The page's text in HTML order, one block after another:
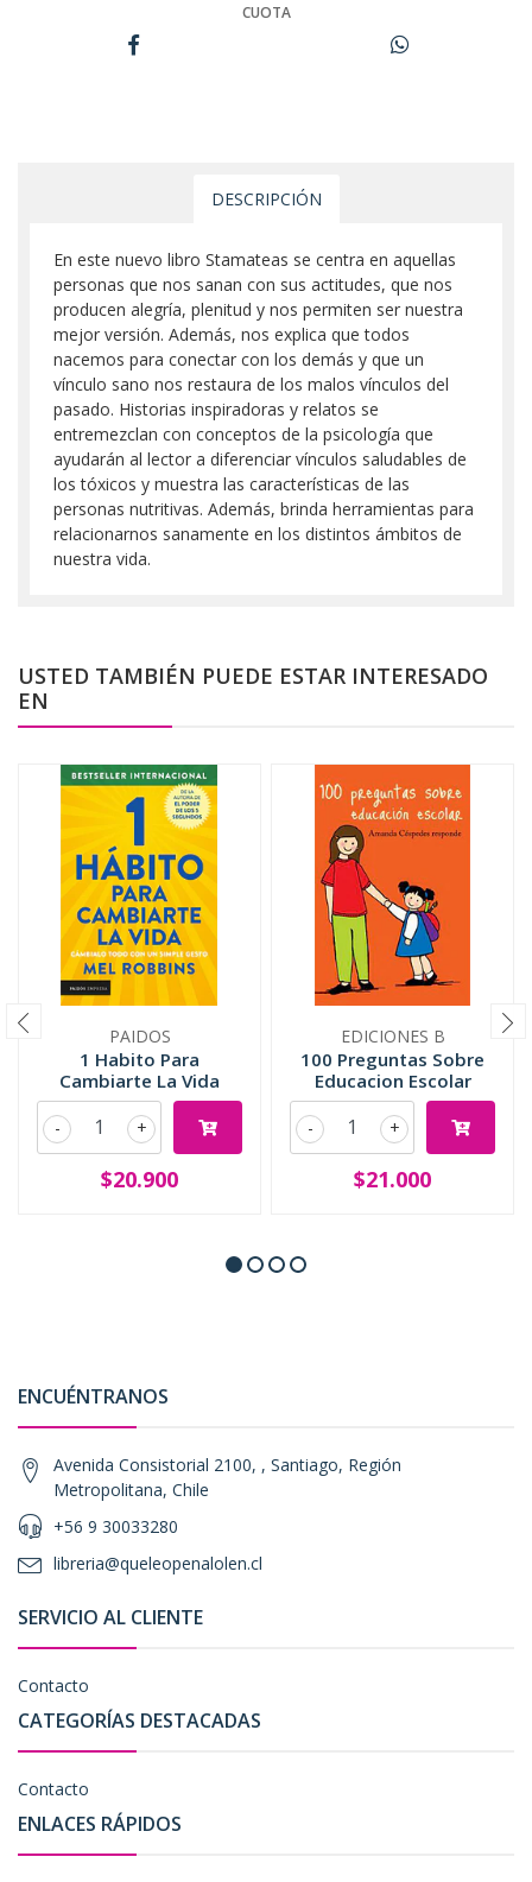
CUOTA
DESCRIPCIÓN
En este nuevo libro Stamateas se centra en aquellas
personas que nos sanan con sus actitudes, que nos
producen alegría, plenitud y nos permiten ser nuestra
mejor versión. Además, nos explica que todos
nacemos para conectar con los demás y que un
vínculo sano nos restaura de los malos vínculos del
pasado. Historias inspiradoras y relatos se
entremezclan con conceptos de la psicología que
ayudarán al lector a diferenciar vínculos saludables de
los tóxicos y muestra las características de las
personas nutritivas. Además, brinda herramientas para
relacionarnos sanamente en los distintos ámbitos de
nuestra vida.
USTED TAMBIÉN PUEDE ESTAR INTERESADO
EN
PAIDOS
1 Habito Para
Cambiarte La Vida
+
-
$20.900
EDICIONES B
100 Preguntas Sobre
Educacion Escolar
+
-
$21.000
ENCUÉNTRANOS
Avenida Consistorial 2100, , Santiago, Región
Metropolitana, Chile
+56 9 30033280
libreria@queleopenalolen.cl
SERVICIO AL CLIENTE
Contacto
CATEGORÍAS DESTACADAS
Contacto
ENLACES RÁPIDOS